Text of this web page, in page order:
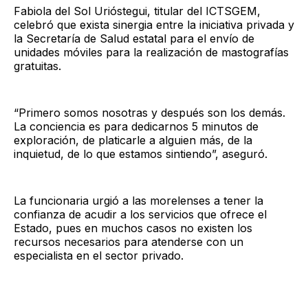
Fabiola del Sol Urióstegui, titular del ICTSGEM,
celebró que exista sinergia entre la iniciativa privada y
la Secretaría de Salud estatal para el envío de
unidades móviles para la realización de mastografías
gratuitas.
“Primero somos nosotras y después son los demás.
La conciencia es para dedicarnos 5 minutos de
exploración, de platicarle a alguien más, de la
inquietud, de lo que estamos sintiendo”, aseguró.
La funcionaria urgió a las morelenses a tener la
confianza de acudir a los servicios que ofrece el
Estado, pues en muchos casos no existen los
recursos necesarios para atenderse con un
especialista en el sector privado.